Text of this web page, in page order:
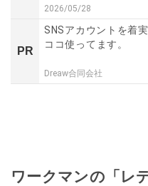
2026/05/28
PR
SNSアカウントを着
ココ使ってます。
Dreaw合同会社
ワークマンの「レ